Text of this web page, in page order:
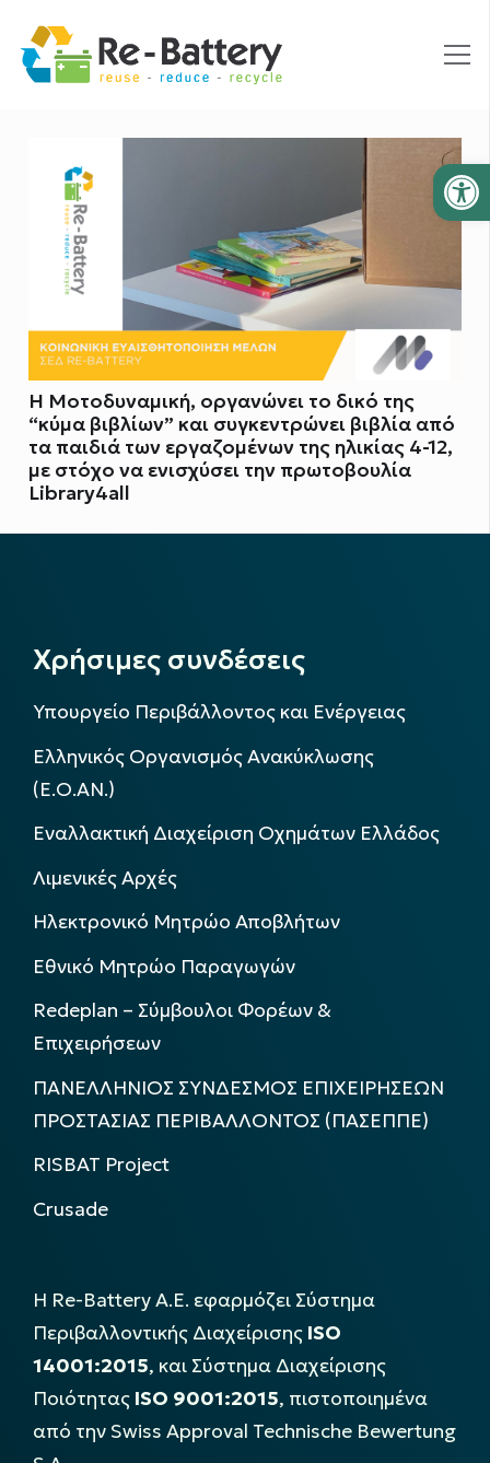
Η Μοτοδυναμική, οργανώνει το δικό της
“κύμα βιβλίων” και συγκεντρώνει βιβλία από
τα παιδιά των εργαζομένων της ηλικίας 4-12,
με στόχο να ενισχύσει την πρωτοβουλία
Library4all
Χρήσιμες συνδέσεις
Υπουργείο Περιβάλλοντος και Ενέργειας
Ελληνικός Οργανισμός Ανακύκλωσης
(Ε.Ο.ΑΝ.)
Εναλλακτική Διαχείριση Οχημάτων Ελλάδος
Λιμενικές Αρχές
Ηλεκτρονικό Μητρώο Αποβλήτων
Εθνικό Μητρώο Παραγωγών
Redeplan – Σύμβουλοι Φορέων &
Επιχειρήσεων
ΠΑΝΕΛΛΗΝΙΟΣ ΣΥΝΔΕΣΜΟΣ ΕΠΙΧΕΙΡΗΣΕΩΝ
ΠΡΟΣΤΑΣΙΑΣ ΠΕΡΙΒΑΛΛΟΝΤΟΣ (ΠΑΣΕΠΠΕ)
RISBAT Project
Crusade
Η Re-Battery Α.Ε. εφαρμόζει Σύστημα
Περιβαλλοντικής Διαχείρισης ISO
14001:2015, και Σύστημα Διαχείρισης
Ποιότητας ISO 9001:2015, πιστοποιημένα
από την Swiss Approval Technische Bewertung